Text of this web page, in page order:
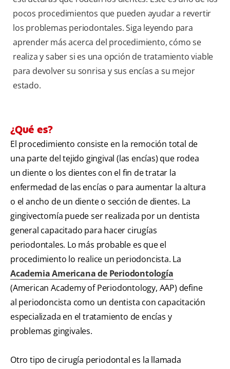
pocos procedimientos que pueden ayudar a revertir
los problemas periodontales. Siga leyendo para
aprender más acerca del procedimiento, cómo se
realiza y saber si es una opción de tratamiento viable
para devolver su sonrisa y sus encías a su mejor
estado.
¿Qué es?
El procedimiento consiste en la remoción total de
una parte del tejido gingival (las encías) que rodea
un diente o los dientes con el fin de tratar la
enfermedad de las encías o para aumentar la altura
o el ancho de un diente o sección de dientes. La
gingivectomía puede ser realizada por un dentista
general capacitado para hacer cirugías
periodontales. Lo más probable es que el
procedimiento lo realice un periodoncista. La
Academia Americana de Periodontología
(American Academy of Periodontology, AAP) define
al periodoncista como un dentista con capacitación
especializada en el tratamiento de encías y
problemas gingivales.
Otro tipo de cirugía periodontal es la llamada